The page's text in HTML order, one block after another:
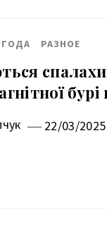
РАЗНОЕ
22/03/2025